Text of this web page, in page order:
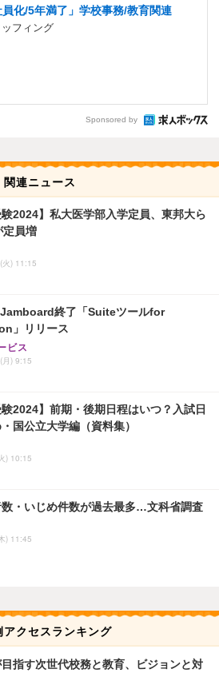
員化/5年満了」学校事務/教育関連
フィング
Sponsored by
関連ニュース
験2024】私大医学部入学定員、東邦大ら
定員増
) 11:15
終了「Suiteツールfor
」リリース
ビス
) 9:15
験2024】前期・後期日程はいつ？入試日
国公立大学編（資料集）
) 10:15
・いじめ件数が過去最多…文科省調査
) 11:45
アクセスランキング
指す次世代校務と教育、ビジョンと対